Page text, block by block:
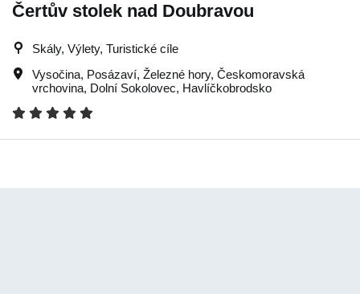
Čertův stolek nad Doubravou
Skály, Výlety, Turistické cíle
Vysočina, Posázaví, Železné hory, Českomoravská
vrchovina, Dolní Sokolovec, Havlíčkobrodsko